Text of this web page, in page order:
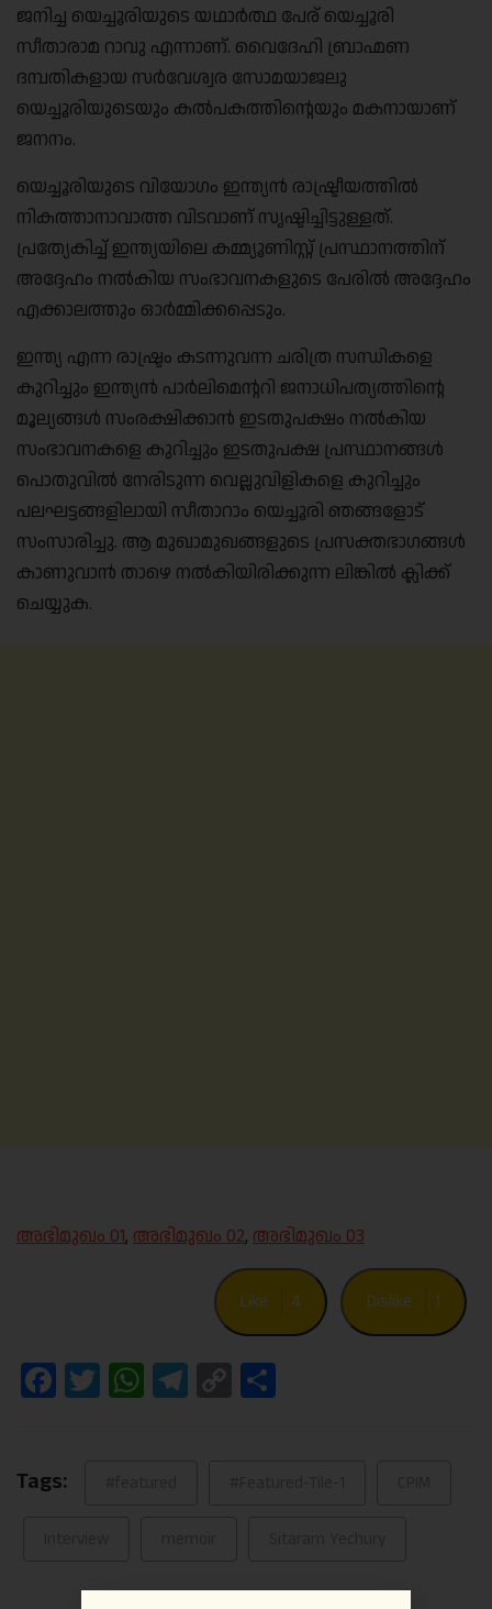
ജനിച്ച യെച്ചൂരിയുടെ യഥാർത്ഥ പേര് യെച്ചൂരി
സീതാരാമ റാവു എന്നാണ്. വൈദേഹി ബ്രാഹ്മണ
ദമ്പതികളായ സർവേശ്വര സോമയാജലു
യെച്ചൂരിയുടെയും കൽപകത്തിൻ്റെയും മകനായാണ്
ജനനം.
യെച്ചൂരിയുടെ വിയോഗം ഇന്ത്യൻ രാഷ്ട്രീയത്തിൽ
നികത്താനാവാത്ത വിടവാണ് സൃഷ്ടിച്ചിട്ടുള്ളത്.
പ്രത്യേകിച്ച് ഇന്ത്യയിലെ കമ്മ്യൂണിസ്റ്റ് പ്രസ്ഥാനത്തിന്
അദ്ദേഹം നൽകിയ സംഭാവനകളുടെ പേരിൽ അദ്ദേഹം
എക്കാലത്തും ഓർമ്മിക്കപ്പെടും.
ഇന്ത്യ എന്ന രാഷ്ട്രം കടന്നുവന്ന ചരിത്ര സന്ധികളെ
കുറിച്ചും ഇന്ത്യൻ പാർലിമെന്ററി ജനാധിപത്യത്തിന്റെ
മൂല്യങ്ങൾ സംരക്ഷിക്കാൻ ഇടതുപക്ഷം നൽകിയ
സംഭാവനകളെ കുറിച്ചും ഇടതുപക്ഷ പ്രസ്ഥാനങ്ങൾ
പൊതുവിൽ നേരിടുന്ന വെല്ലുവിളികളെ കുറിച്ചും
പലഘട്ടങ്ങളിലായി സീതാറാം യെച്ചൂരി ഞങ്ങളോട്
സംസാരിച്ചു. ആ മുഖാമുഖങ്ങളുടെ പ്രസക്തഭാഗങ്ങൾ
കാണുവാൻ താഴെ നൽകിയിരിക്കുന്ന ലിങ്കിൽ ക്ലിക്ക്
ചെയ്യുക.
അഭിമുഖം 01, അഭിമുഖം 02, അഭിമുഖം 03
Like 4 Dislike 1
Facebook
Twitter
WhatsApp
Telegram
Copy
Link
Tags: